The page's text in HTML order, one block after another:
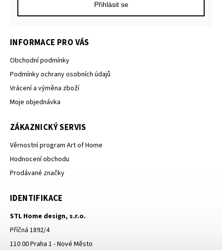
Přihlásit se
INFORMACE PRO VÁS
Obchodní podmínky
Podmínky ochrany osobních údajů
Vrácení a výměna zboží
Moje objednávka
ZÁKAZNICKÝ SERVIS
Věrnostní program Art of Home
Hodnocení obchodu
Prodávané značky
IDENTIFIKACE
STL Home design, s.r.o.
Příčná 1892/4
110 00 Praha 1 - Nové Město